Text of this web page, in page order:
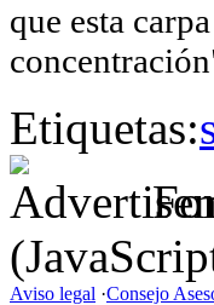
que esta
Etiquetas:
Aviso legal ·Consejo